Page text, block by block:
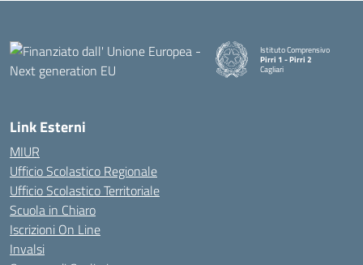
Istituto Comprensivo
Pirri 1 - Pirri 2
Cagliari
— Visita la pagina iniziale
Link Esterni
MIUR
Ufficio Scolastico Regionale
Ufficio Scolastico Territoriale
Scuola in Chiaro
Iscrizioni On Line
Invalsi